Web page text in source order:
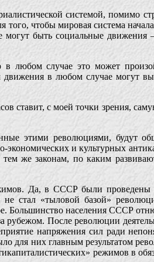
системой, помимо
чтобы мировая система
могут быть социальные
любом случае это может
в любом случае могут
ставит, с моей точки зрения,
этими революциями, будут
экономических и культурных
же законам, по каким
Да, в СССР были проведены
«тыловой базой»
Большинство населения СССР
После революции
напряжения сил ради
для них главным результатом
режимов в